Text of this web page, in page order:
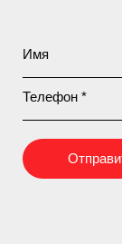
Имя
Телефон *